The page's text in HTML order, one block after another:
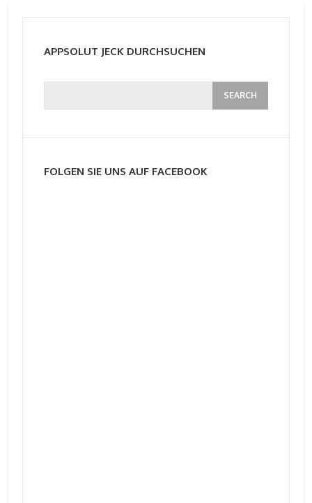
APPSOLUT JECK DURCHSUCHEN
FOLGEN SIE UNS AUF FACEBOOK